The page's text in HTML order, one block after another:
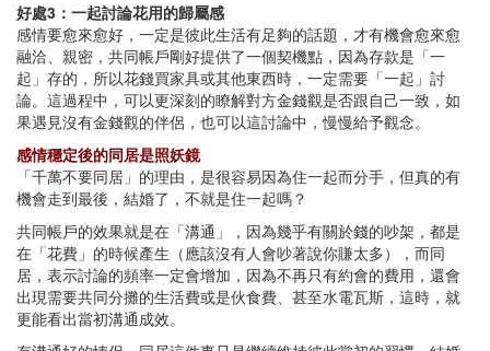
好處3：一起討論花用的歸屬感
感情要愈來愈好，一定是彼此生活有足夠的話題，才有機會愈來愈
融洽、親密，共同帳戶剛好提供了一個契機點，因為存款是「一
起」存的，所以花錢買家具或其他東西時，一定需要「一起」討
論。這過程中，可以更深刻的瞭解對方金錢觀是否跟自己一致，如
果遇見沒有金錢觀的伴侶，也可以這討論中，慢慢給予觀念。
感情穩定後的同居是照妖鏡
「千萬不要同居」的理由，是很容易因為住一起而分手，但真的有
機會走到最後，結婚了，不就是住一起嗎？
共同帳戶的效果就是在「溝通」，因為幾乎有關於錢的吵架，都是
在「花費」的時候產生（應該沒有人會吵著說你賺太多），而同
居，表示討論的頻率一定會增加，因為不再只有約會的費用，還會
出現需要共同分攤的生活費或是伙食費、甚至水電瓦斯，這時，就
更能看出當初溝通成效。